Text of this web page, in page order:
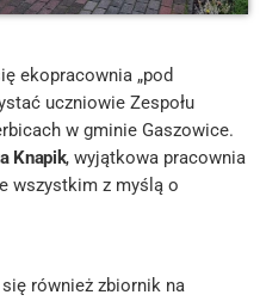
ekopracownia „pod
uczniowie Zespołu
w gminie Gaszowice.
Knapik, wyjątkowa pracownia
wszystkim z myślą o
również zbiornik na